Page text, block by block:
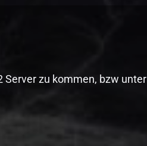
Server zu kommen, bzw unter